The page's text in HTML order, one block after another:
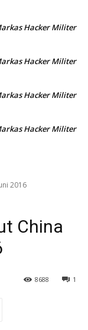
Hacker Militer
Hacker Militer
Hacker Militer
Hacker Militer